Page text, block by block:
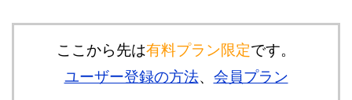
ここから先は有料プラン限定です。
ユーザー登録の方法、 会員プラン